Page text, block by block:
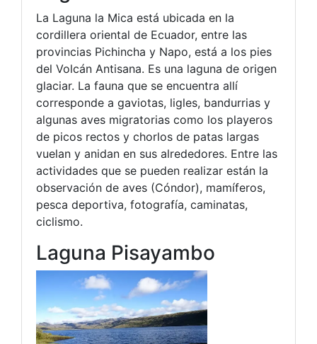
La Laguna la Mica está ubicada en la
cordillera oriental de Ecuador, entre las
provincias Pichincha y Napo, está a los pies
del Volcán Antisana. Es una laguna de origen
glaciar. La fauna que se encuentra allí
corresponde a gaviotas, ligles, bandurrias y
algunas aves migratorias como los playeros
de picos rectos y chorlos de patas largas
vuelan y anidan en sus alrededores. Entre las
actividades que se pueden realizar están la
observación de aves (Cóndor), mamíferos,
pesca deportiva, fotografía, caminatas,
ciclismo.
Laguna Pisayambo